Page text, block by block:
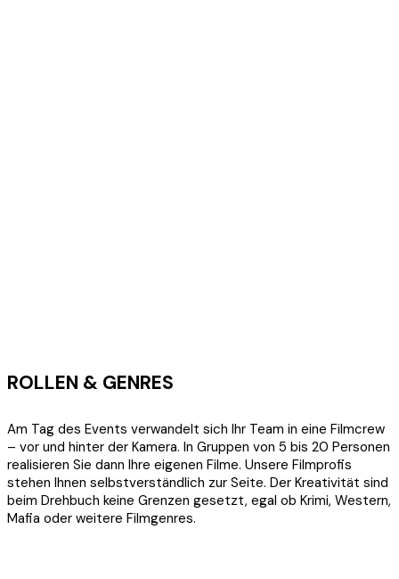
ROLLEN & GENRES
Am Tag des Events verwandelt sich Ihr Team in eine Filmcrew
– vor und hinter der Kamera. In Gruppen von 5 bis 20 Personen
realisieren Sie dann Ihre eigenen Filme. Unsere Filmprofis
stehen Ihnen selbstverständlich zur Seite. Der Kreativität sind
beim Drehbuch keine Grenzen gesetzt, egal ob Krimi, Western,
Mafia oder weitere Filmgenres.